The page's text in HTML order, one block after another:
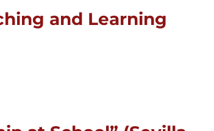
and Learning